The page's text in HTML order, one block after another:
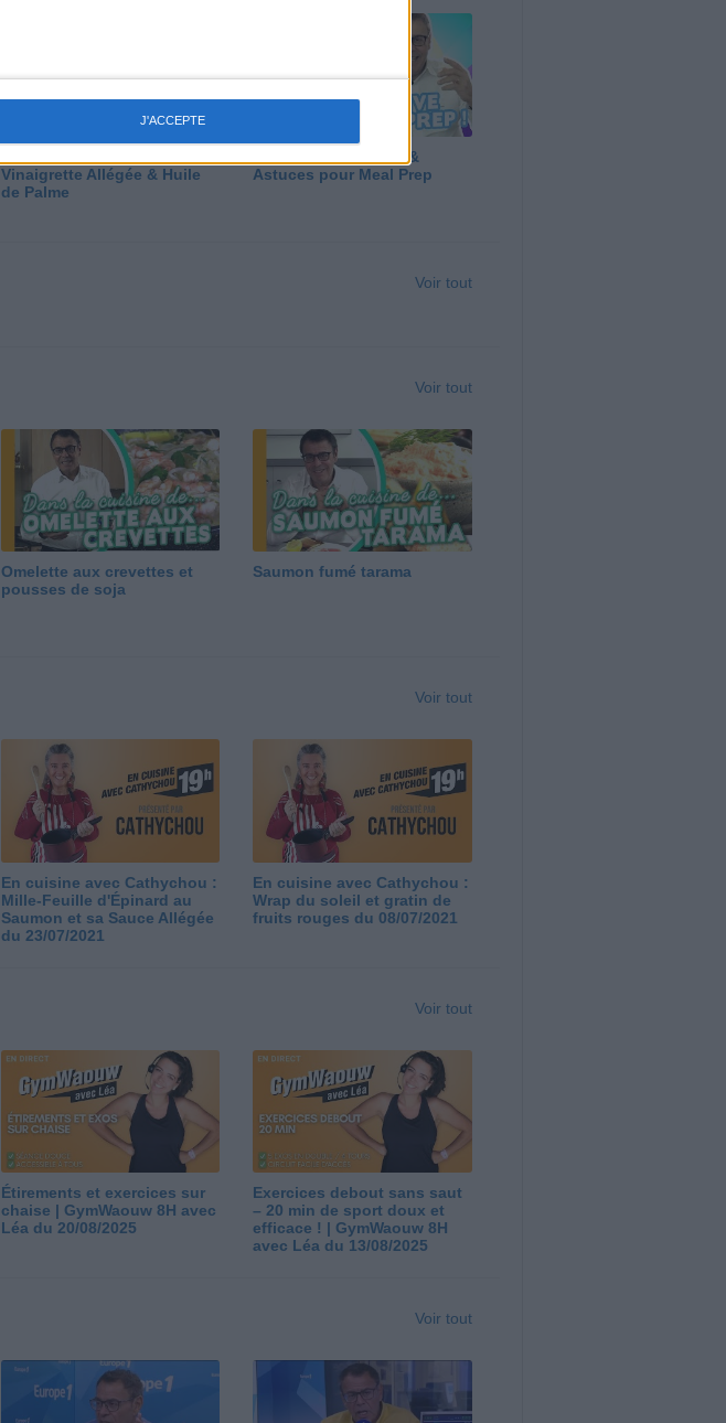
J'ACCEPTE
Vinaigrette Allégée & Huile
de Palme
Panga, Huile d'Olive &
Astuces pour Meal Prep
Voir tout
Voir tout
Omelette aux crevettes et
pousses de soja
Saumon fumé tarama
Voir tout
En cuisine avec Cathychou :
Mille-Feuille d'Épinard au
Saumon et sa Sauce Allégée
du 23/07/2021
En cuisine avec Cathychou :
Wrap du soleil et gratin de
fruits rouges du 08/07/2021
Voir tout
Étirements et exercices sur
chaise | GymWaouw 8H avec
Léa du 20/08/2025
Exercices debout sans saut
– 20 min de sport doux et
efficace ! | GymWaouw 8H
avec Léa du 13/08/2025
Voir tout